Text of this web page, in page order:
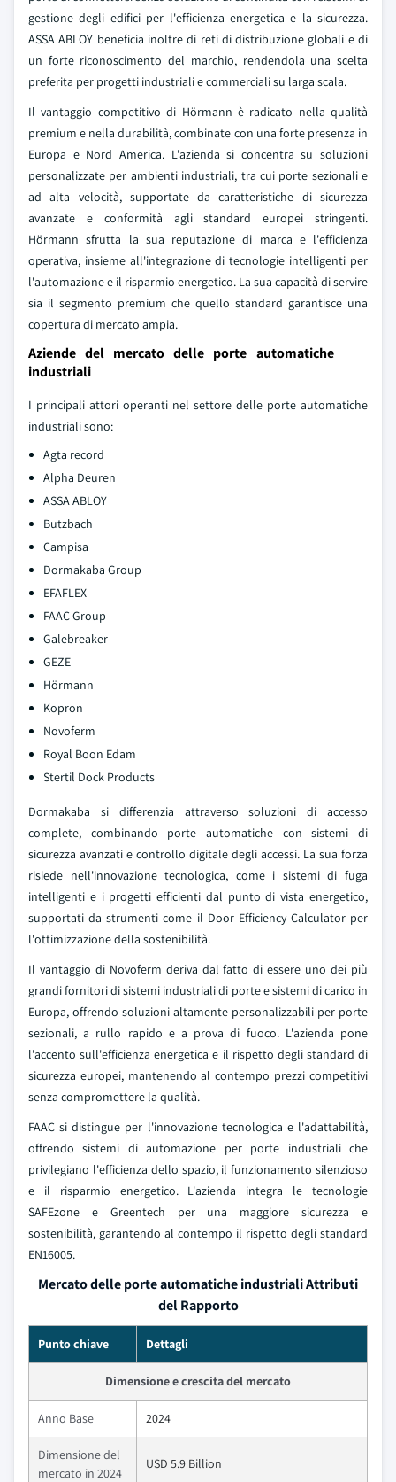
gestione degli edifici per l'efficienza energetica e la sicurezza.
ASSA ABLOY beneficia inoltre di reti di distribuzione globali e di
un forte riconoscimento del marchio, rendendola una scelta
preferita per progetti industriali e commerciali su larga scala.
Il vantaggio competitivo di Hörmann è radicato nella qualità
premium e nella durabilità, combinate con una forte presenza in
Europa e Nord America. L'azienda si concentra su soluzioni
personalizzate per ambienti industriali, tra cui porte sezionali e
ad alta velocità, supportate da caratteristiche di sicurezza
avanzate e conformità agli standard europei stringenti.
Hörmann sfrutta la sua reputazione di marca e l'efficienza
operativa, insieme all'integrazione di tecnologie intelligenti per
l'automazione e il risparmio energetico. La sua capacità di servire
sia il segmento premium che quello standard garantisce una
copertura di mercato ampia.
Aziende del mercato delle porte automatiche
industriali
I principali attori operanti nel settore delle porte automatiche
industriali sono:
Agta record
Alpha Deuren
ASSA ABLOY
Butzbach
Campisa
Dormakaba Group
EFAFLEX
FAAC Group
Galebreaker
GEZE
Hörmann
Kopron
Novoferm
Royal Boon Edam
Stertil Dock Products
Dormakaba si differenzia attraverso soluzioni di accesso
complete, combinando porte automatiche con sistemi di
sicurezza avanzati e controllo digitale degli accessi. La sua forza
risiede nell'innovazione tecnologica, come i sistemi di fuga
intelligenti e i progetti efficienti dal punto di vista energetico,
supportati da strumenti come il Door Efficiency Calculator per
l'ottimizzazione della sostenibilità.
Il vantaggio di Novoferm deriva dal fatto di essere uno dei più
grandi fornitori di sistemi industriali di porte e sistemi di carico in
Europa, offrendo soluzioni altamente personalizzabili per porte
sezionali, a rullo rapido e a prova di fuoco. L'azienda pone
l'accento sull'efficienza energetica e il rispetto degli standard di
sicurezza europei, mantenendo al contempo prezzi competitivi
senza compromettere la qualità.
FAAC si distingue per l'innovazione tecnologica e l'adattabilità,
offrendo sistemi di automazione per porte industriali che
privilegiano l'efficienza dello spazio, il funzionamento silenzioso
e il risparmio energetico. L'azienda integra le tecnologie
SAFEzone e Greentech per una maggiore sicurezza e
sostenibilità, garantendo al contempo il rispetto degli standard
EN16005.
Mercato delle porte automatiche industriali Attributi
del Rapporto
Punto chiave Dettagli
Dimensione e crescita del mercato
Anno Base 2024
Dimensione del
mercato in 2024
USD 5.9 Billion